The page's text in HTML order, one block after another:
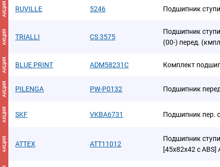
АКЦИЯ RUVILLE 5246 Подшипник
АКЦИЯ TRIALLI CS 3575
Подшипник
(00-) перед.
АКЦИЯ BLUE PRINT ADM58231C Комплект
АКЦИЯ PILENGA PW-P0132 Подшипник
АКЦИЯ SKF VKBA6731 Подшипник пер.
АКЦИЯ ATTEX ATT11012
Подшипник
[45x82x42 с ABS]